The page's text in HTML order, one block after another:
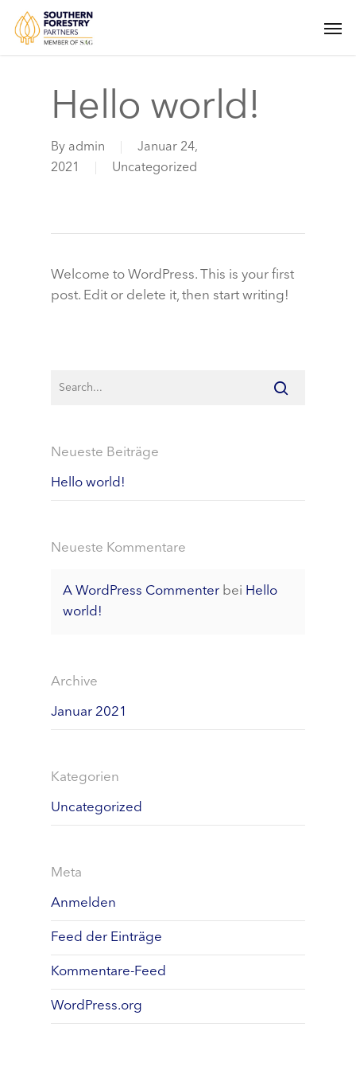
Hello world!
By admin
Januar 24,
2021
Uncategorized
Welcome to WordPress. This is your first
post. Edit or delete it, then start writing!
Neueste Beiträge
Hello world!
Neueste Kommentare
A WordPress Commenter bei Hello
world!
Archive
Januar 2021
Kategorien
Uncategorized
Meta
Anmelden
Feed der Einträge
Kommentare-Feed
WordPress.org